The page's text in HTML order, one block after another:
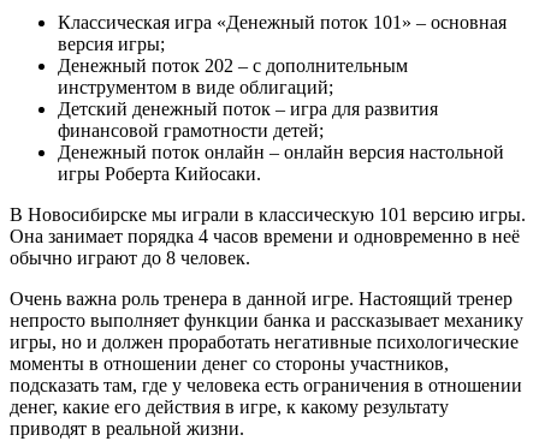
Классическая игра «Денежный поток 101» – основная
версия игры;
Денежный поток 202 – с дополнительным
инструментом в виде облигаций;
Детский денежный поток – игра для развития
финансовой грамотности детей;
Денежный поток онлайн – онлайн версия настольной
игры Роберта Кийосаки.
В Новосибирске мы играли в классическую 101 версию игры.
Она занимает порядка 4 часов времени и одновременно в неё
обычно играют до 8 человек.
Очень важна роль тренера в данной игре. Настоящий тренер
непросто выполняет функции банка и рассказывает механику
игры, но и должен проработать негативные психологические
моменты в отношении денег со стороны участников,
подсказать там, где у человека есть ограничения в отношении
денег, какие его действия в игре, к какому результату
приводят в реальной жизни.